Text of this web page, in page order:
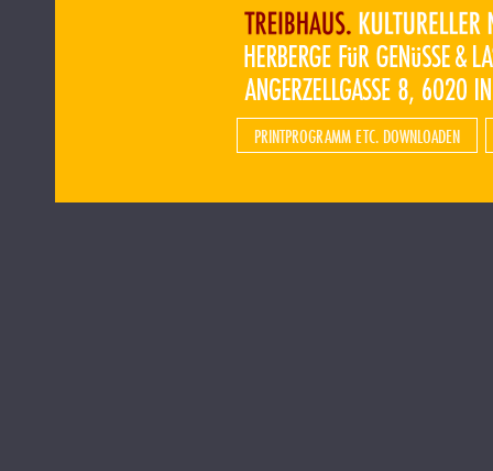
PRINTPROGRAMM ETC. DOWNLOADEN